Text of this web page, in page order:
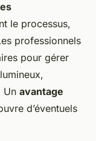
le processus,
professionnels
pour gérer
Un avantage
d’éventuels